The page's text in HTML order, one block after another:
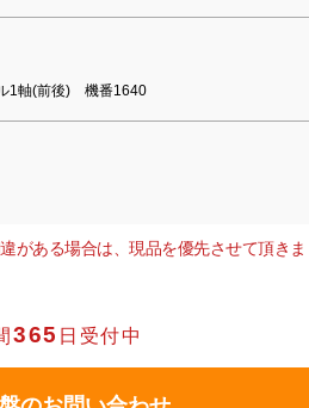
1軸(前後) 機番1640
がある場合は、現品を優先させて頂きま
365 日受付中